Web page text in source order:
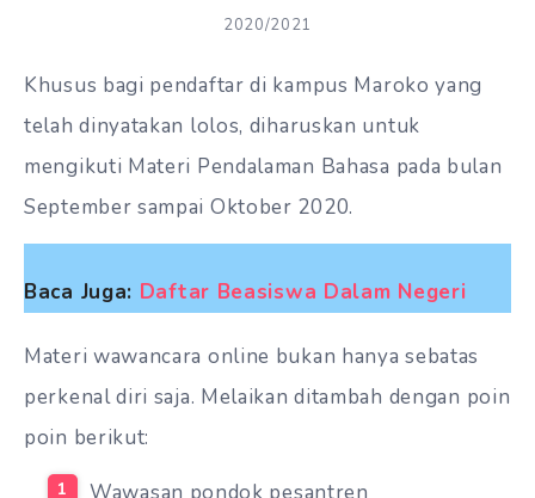
2020/2021
Khusus bagi pendaftar di kampus Maroko yang
telah dinyatakan lolos, diharuskan untuk
mengikuti Materi Pendalaman Bahasa pada bulan
September sampai Oktober 2020.
Baca Juga: Daftar Beasiswa Dalam Negeri
Materi wawancara online bukan hanya sebatas
perkenal diri saja. Melaikan ditambah dengan poin
poin berikut: